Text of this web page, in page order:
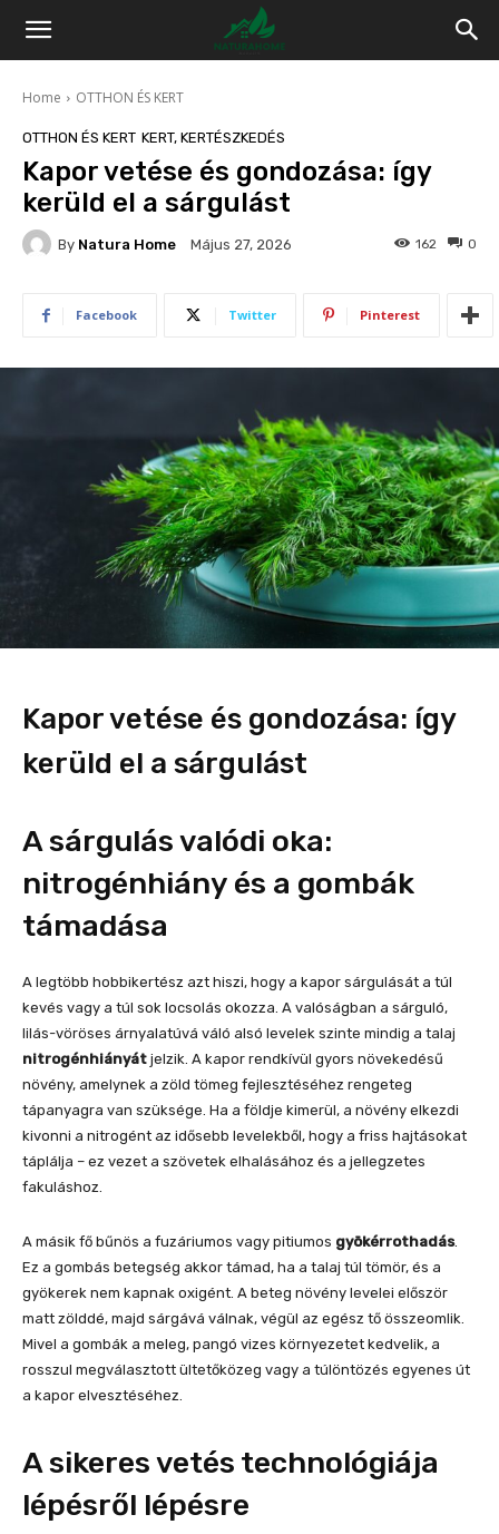
Home OTTHON ÉS KERT
OTTHON ÉS KERT KERT, KERTÉSZKEDÉS
Kapor vetése és gondozása: így
kerüld el a sárgulást
By Natura Home Május 27, 2026 0
162
Facebook Twitter Pinterest
Kapor vetése és gondozása: így
kerüld el a sárgulást
A sárgulás valódi oka:
nitrogénhiány és a gombák
támadása
A legtöbb hobbikertész azt hiszi, hogy a kapor sárgulását a túl
kevés vagy a túl sok locsolás okozza. A valóságban a sárguló,
lilás-vöröses árnyalatúvá váló alsó levelek szinte mindig a talaj
nitrogénhiányát jelzik. A kapor rendkívül gyors növekedésű
növény, amelynek a zöld tömeg fejlesztéséhez rengeteg
tápanyagra van szüksége. Ha a földje kimerül, a növény elkezdi
kivonni a nitrogént az idősebb levelekből, hogy a friss hajtásokat
táplálja – ez vezet a szövetek elhalásához és a jellegzetes
fakuláshoz.
A másik fő bűnös a fuzáriumos vagy pitiumos gyökérrothadás.
Ez a gombás betegség akkor támad, ha a talaj túl tömör, és a
gyökerek nem kapnak oxigént. A beteg növény levelei először
matt zölddé, majd sárgává válnak, végül az egész tő összeomlik.
Mivel a gombák a meleg, pangó vizes környezetet kedvelik, a
rosszul megválasztott ültetőközeg vagy a túlöntözés egyenes út
a kapor elvesztéséhez.
A sikeres vetés technológiája
lépésről lépésre